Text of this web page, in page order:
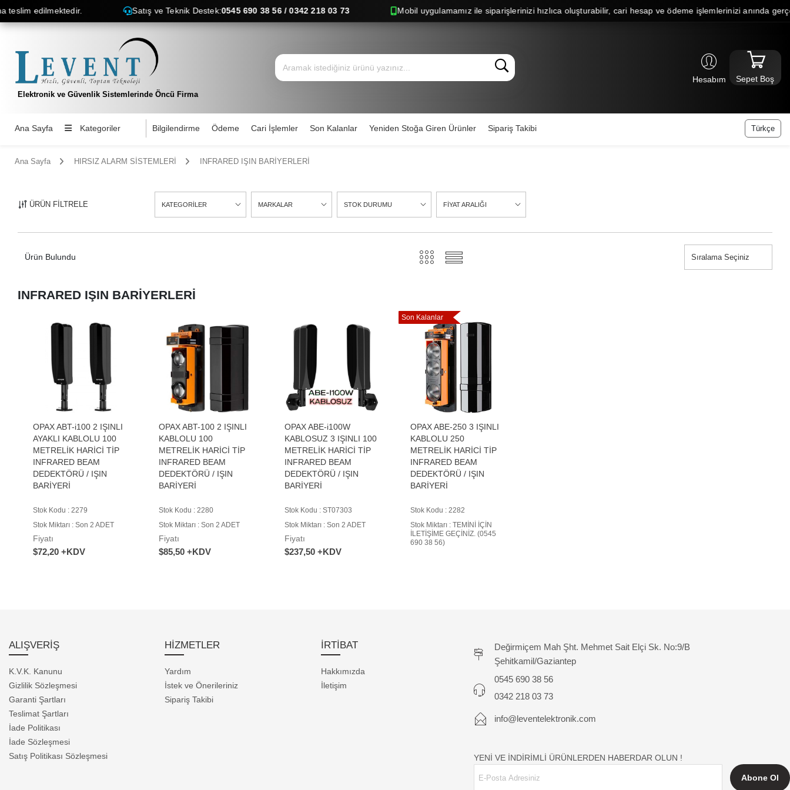
edilmektedir. Satış ve Teknik Destek:0545 690 38 56 / 0342 218 03 73 Mobil uygulamamız ile siparişlerinizi hızlıca oluşturabilir, cari hesap ve ödeme işlemlerinizi anında
Elektronik ve Güvenlik Sistemlerinde Öncü Firma
Hesabım Sepet Boş
Ana Sayfa Kategoriler Bilgilendirme Ödeme Cari İşlemler Son Kalanlar Yeniden Stoğa Giren Ürünler Sipariş Takibi Türkçe
Ana Sayfa HIRSIZ ALARM SİSTEMLERİ INFRARED IŞIN BARİYERLERİ
ÜRÜN FİLTRELE KATEGORİLER MARKALAR STOK DURUMU FİYAT ARALIĞI
Ürün Bulundu
INFRARED IŞIN BARİYERLERİ
OPAX ABT-i100 2 IŞINLI
AYAKLI KABLOLU 100
METRELİK HARİCİ TİP
INFRARED BEAM
DEDEKTÖRÜ / IŞIN
BARİYERİ
Stok Kodu : 2279
Stok Miktarı : Son 2 ADET
Fiyatı
$72,20 +KDV
OPAX ABT-100 2 IŞINLI
KABLOLU 100
METRELİK HARİCİ TİP
INFRARED BEAM
DEDEKTÖRÜ / IŞIN
BARİYERİ
Stok Kodu : 2280
Stok Miktarı : Son 2 ADET
Fiyatı
$85,50 +KDV
OPAX ABE-i100W
KABLOSUZ 3 IŞINLI 100
METRELİK HARİCİ TİP
INFRARED BEAM
DEDEKTÖRÜ / IŞIN
BARİYERİ
Stok Kodu : ST07303
Stok Miktarı : Son 2 ADET
Fiyatı
$237,50 +KDV
Son Kalanlar
OPAX ABE-250 3 IŞINLI
KABLOLU 250
METRELİK HARİCİ TİP
INFRARED BEAM
DEDEKTÖRÜ / IŞIN
BARİYERİ
Stok Kodu : 2282
Stok Miktarı : TEMİNİ İÇİN
İLETİŞİME GEÇİNİZ. (0545
690 38 56)
ALIŞVERİŞ
K.V.K. Kanunu
Gizlilik Sözleşmesi
Garanti Şartları
Teslimat Şartları
İade Politikası
İade Sözleşmesi
Satış Politikası Sözleşmesi
HİZMETLER
Yardım
İstek ve Önerileriniz
Sipariş Takibi
İRTİBAT
Hakkımızda
İletişim
Değirmiçem Mah Şht. Mehmet Sait Elçi Sk. No:9/B
Şehitkamil/Gaziantep
0545 690 38 56
0342 218 03 73
info@leventelektronik.com
YENİ VE İNDİRİMLİ ÜRÜNLERDEN HABERDAR OLUN !
Abone Ol